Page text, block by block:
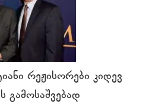
რეჟისორები კიდევ